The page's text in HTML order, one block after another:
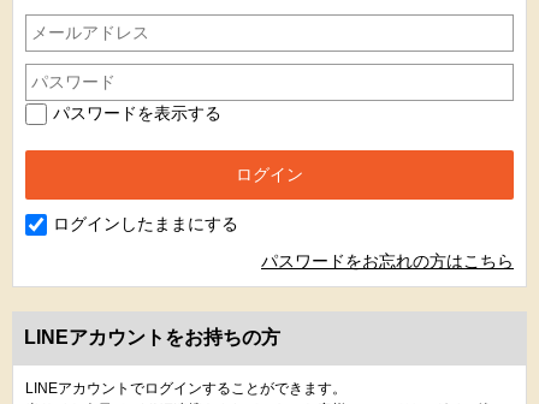
パスワードを表示する
ログインしたままにする
パスワードをお忘れの方はこちら
LINEアカウントをお持ちの方
LINEアカウントでログインすることができます。